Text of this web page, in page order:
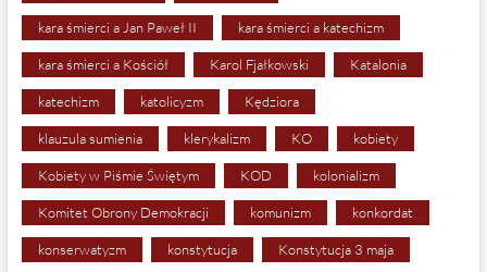
kara śmierci a Jan Paweł II kara śmierci a katechizm
kara śmierci a Kościół Karol Fjałkowski Katalonia
katechizm katolicyzm Kędziora
klauzula sumienia klerykalizm KO kobiety
Kobiety w Piśmie Świętym KOD kolonializm
Komitet Obrony Demokracji komunizm konkordat
konserwatyzm konstytucja Konstytucja 3 maja